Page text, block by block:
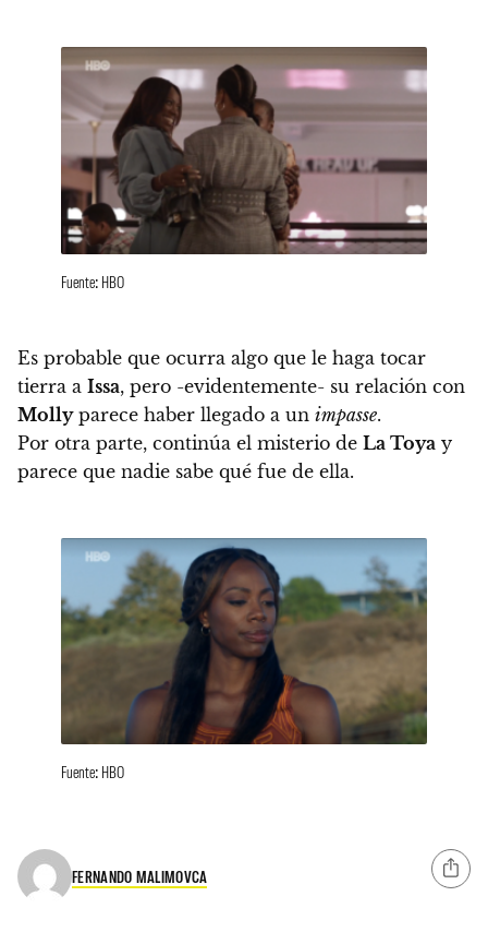
Fuente: HBO
Es probable que ocurra algo que le haga tocar
tierra a Issa, pero -evidentemente- su relación con
Mollyparece haber llegado a un impasse.
Por otra parte, continúa el misterio de La Toya y
parece que nadie sabe qué fue de ella.
Fuente: HBO
FERNANDO MALIMOVCA